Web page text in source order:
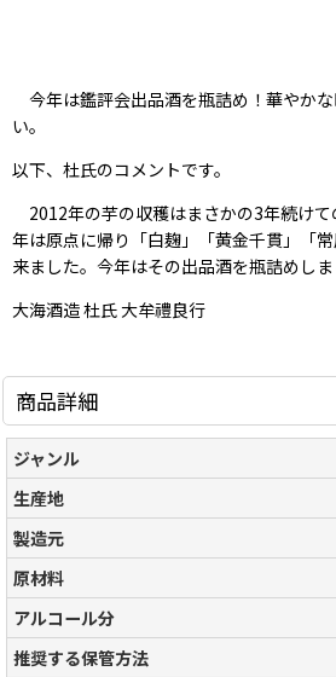
今年は鑑評会出品酒を瓶詰め！華やか
い。
以下、杜氏のコメントです。
2012年の芋の収穫はまさかの3年続け
年は原点に帰り「白麹」「黄金千貫」「
来ました。今年はその出品酒を瓶詰めし
大海酒造 杜氏 大牟禮良行
商品詳細
ジャンル
生産地
製造元
原材料
アルコール分
推奨する保管方法